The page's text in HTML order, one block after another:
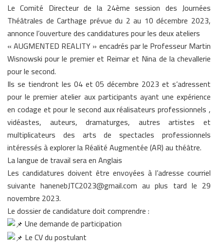
Le Comité Directeur de la 24ème session des Journées
Théâtrales de Carthage prévue du 2 au 10 décembre 2023,
annonce l’ouverture des candidatures pour les deux ateliers
« AUGMENTED REALITY » encadrés par le Professeur Martin
Wisnowski pour le premier et Reimar et Nina de la chevallerie
pour le second.
Ils se tiendront les 04 et 05 décembre 2023 et s’adressent
pour le premier atelier aux participants ayant une expérience
en codage et pour le second aux réalisateurs professionnels ,
vidéastes, auteurs, dramaturges, autres artistes et
multiplicateurs des arts de spectacles professionnels
intéressés à explorer la Réalité Augmentée (AR) au théâtre.
La langue de travail sera en Anglais
Les candidatures doivent être envoyées à l’adresse courriel
suivante hanenebJTC2023@gmail.com au plus tard le 29
novembre 2023.
Le dossier de candidature doit comprendre :
Une demande de participation
Le CV du postulant